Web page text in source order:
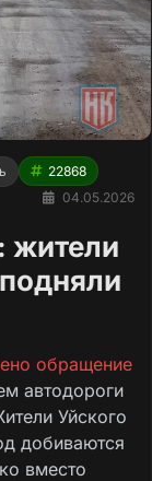
22868
04.05.2026
жители
обращение
автодороги
Уйского
добиваются
вместо